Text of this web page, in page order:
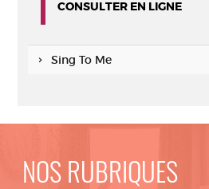
CONSULTER EN LIGNE
Sing To Me
NOS RUBRIQUES